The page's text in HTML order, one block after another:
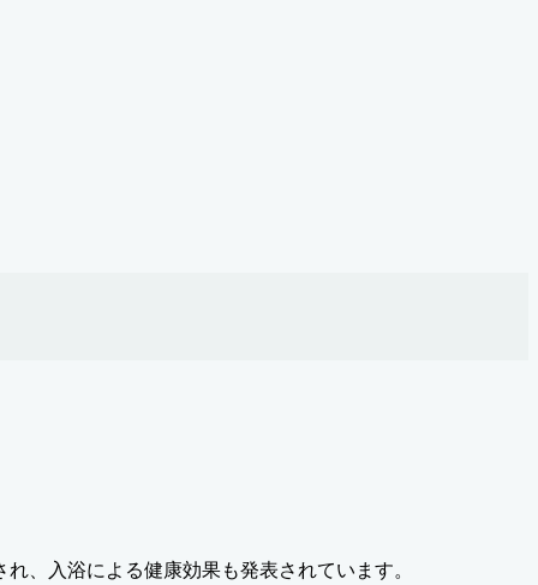
、入浴による健康効果も発表されています。